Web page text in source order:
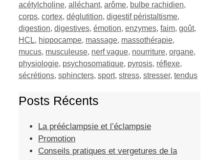
acétylcholine, alléchant, arôme, bulbe rachidien,
corps, cortex, déglutition, digestif péristaltisme,
digestion, digestives, émotion, enzymes, faim, goût,
HCL, hippocampe, massage, massothérapie,
mucus, musculeuse, nerf vague, nourriture, organe,
physiologie, psychosomatique, pyrosis, réflexe,
sécrétions, sphincters, sport, stress, stresser, tendus
Posts Récents
La prééclampsie et l’éclampsie
Promotion
Conseils pratiques et vergetures de la